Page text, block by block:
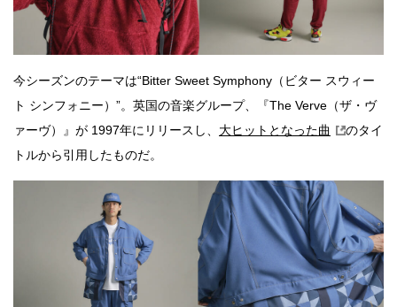
今シーズンのテーマは“Bitter Sweet Symphony（ビター スウィー
ト シンフォニー）”。英国の音楽グループ、『The Verve（ザ・ヴ
ァーヴ）』が 1997年にリリースし、 大ヒットとなった曲
のタイ
トルから引用したものだ。